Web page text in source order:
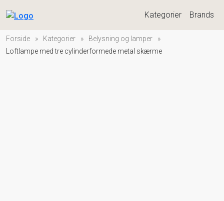
Kategorier Brands
Forside » Kategorier » Belysning og lamper
»
Loftlampe med tre cylinderformede metal skærme